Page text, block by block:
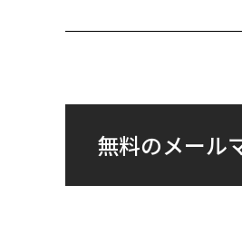
無料のメール